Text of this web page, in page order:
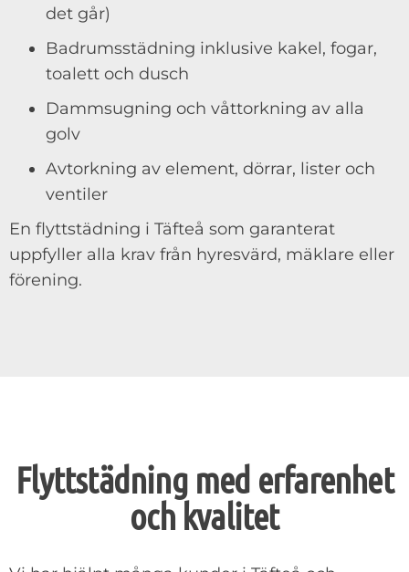
det går)
Badrumsstädning inklusive kakel, fogar,
toalett och dusch
Dammsugning och våttorkning av alla
golv
Avtorkning av element, dörrar, lister och
ventiler
En flyttstädning i Täfteå som garanterat
uppfyller alla krav från hyresvärd, mäklare eller
förening.
Flyttstädning med erfarenhet
och kvalitet